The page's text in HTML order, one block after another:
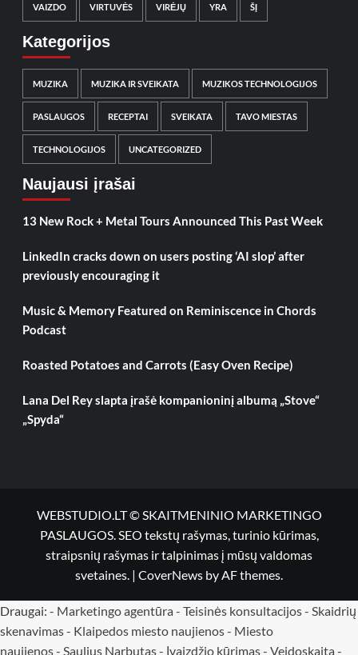
VAIZDO VIRTUVĖS VIRĖJŲ YRA ŠĮ
Kategorijos
MUZIKA MUZIKA IR SVEIKATA MUZIKOS TECHNOLOGIJOS
PASLAUGOS RECEPTAI SVEIKATA TAVO MIESTAS
TECHNOLOGIJOS UNCATEGORIZED
Naujausi įrašai
13 New Rock + Metal Tours Announced This Past Week
LinkedIn cracks down on users posting ‘AI slop’ after
previously encouraging it
Music & Memory Featured on Reminiscence in Chords
Podcast
Roasted Potatoes and Carrots (Easy Oven Recipe)
Lana Del Rey slapta įrašė kompanioninį albumą „Stove“
„Spyda“
WEBSTUDIO.LT © SKAITMENINIO MARKETINGO
PASLAUGOS. SEO tekstų rašymas, turinio kūrimas,
straipsnių rašymas ir talpinimas į mūsų valdomas
svetaines. | CoverNews by AF themes.
Draugai: - Marketingo agentūra - Teisinės konsultacijos- Skaidrių
skenavimas- Klaipedos miesto naujienos- Miesto
naujienos- Saulius Narbutas- Įvaizdžio kūrimas- Veidoskaita -